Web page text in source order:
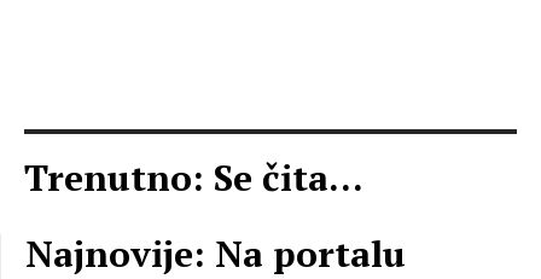
Trenutno: Se čita...
Najnovije: Na portalu